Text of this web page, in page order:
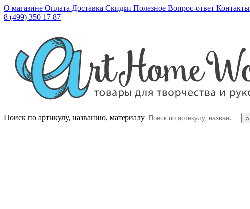
О магазине Оплата Доставка Скидки Полезное Вопрос-ответ Контакты
8 (499) 350 17 87
Поиск по артикулу, названию, материалу ⌕